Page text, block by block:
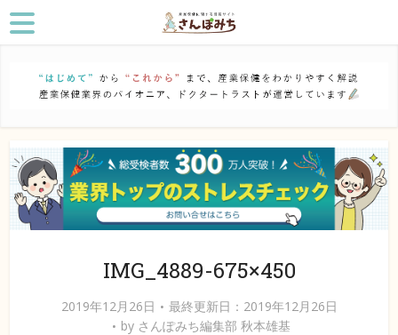
IMG_4889-675×450
2019年12月26日
最終更新日：2019年12月26日
by さんぽみち編集部 秋本雄基